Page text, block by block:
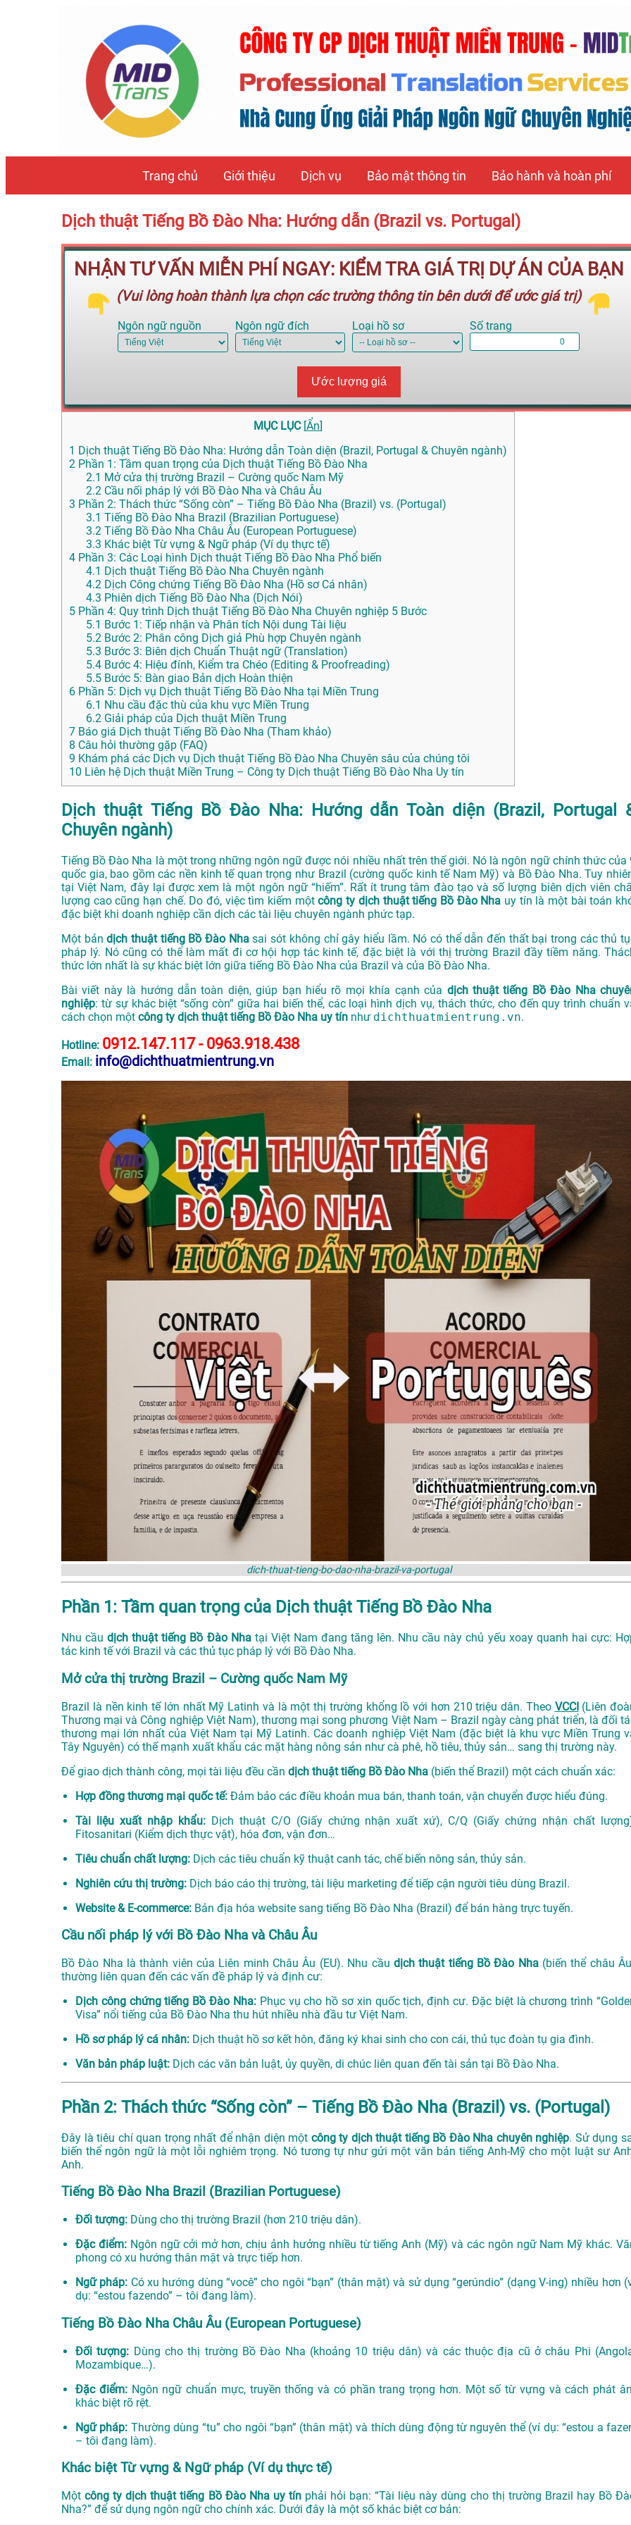
Trang chủ Giới thiệu Dịch vụ Bảo mật thông tin Bảo hành và hoàn phí
Dịch thuật Tiếng Bồ Đào Nha: Hướng dẫn (Brazil vs. Portugal)
NHẬN TƯ VẤN MIỄN PHÍ NGAY: KIỂM TRA GIÁ TRỊ DỰ ÁN CỦA BẠN
(Vui lòng hoàn thành lựa chọn các trường thông tin bên dưới để ước giá trị)
Ngôn ngữ nguồn Ngôn ngữ đích Loại hồ sơ Số trang
Ước lượng giá
MỤC LỤC [Ẩn]
1 Dịch thuật Tiếng Bồ Đào Nha: Hướng dẫn Toàn diện (Brazil, Portugal & Chuyên ngành)
2 Phần 1: Tầm quan trọng của Dịch thuật Tiếng Bồ Đào Nha
2.1 Mở cửa thị trường Brazil – Cường quốc Nam Mỹ
2.2 Cầu nối pháp lý với Bồ Đào Nha và Châu Âu
3 Phần 2: Thách thức “Sống còn” – Tiếng Bồ Đào Nha (Brazil) vs. (Portugal)
3.1 Tiếng Bồ Đào Nha Brazil (Brazilian Portuguese)
3.2 Tiếng Bồ Đào Nha Châu Âu (European Portuguese)
3.3 Khác biệt Từ vựng & Ngữ pháp (Ví dụ thực tế)
4 Phần 3: Các Loại hình Dịch thuật Tiếng Bồ Đào Nha Phổ biến
4.1 Dịch thuật Tiếng Bồ Đào Nha Chuyên ngành
4.2 Dịch Công chứng Tiếng Bồ Đào Nha (Hồ sơ Cá nhân)
4.3 Phiên dịch Tiếng Bồ Đào Nha (Dịch Nói)
5 Phần 4: Quy trình Dịch thuật Tiếng Bồ Đào Nha Chuyên nghiệp 5 Bước
5.1 Bước 1: Tiếp nhận và Phân tích Nội dung Tài liệu
5.2 Bước 2: Phân công Dịch giả Phù hợp Chuyên ngành
5.3 Bước 3: Biên dịch Chuẩn Thuật ngữ (Translation)
5.4 Bước 4: Hiệu đính, Kiểm tra Chéo (Editing & Proofreading)
5.5 Bước 5: Bàn giao Bản dịch Hoàn thiện
6 Phần 5: Dịch vụ Dịch thuật Tiếng Bồ Đào Nha tại Miền Trung
6.1 Nhu cầu đặc thù của khu vực Miền Trung
6.2 Giải pháp của Dịch thuật Miền Trung
7 Báo giá Dịch thuật Tiếng Bồ Đào Nha (Tham khảo)
8 Câu hỏi thường gặp (FAQ)
9 Khám phá các Dịch vụ Dịch thuật Tiếng Bồ Đào Nha Chuyên sâu của chúng tôi
10 Liên hệ Dịch thuật Miền Trung – Công ty Dịch thuật Tiếng Bồ Đào Nha Uy tín
Dịch thuật Tiếng Bồ Đào Nha: Hướng dẫn Toàn diện (Brazil, Portugal
Chuyên ngành)
Tiếng Bồ Đào Nha là một trong những ngôn ngữ được nói nhiều nhất trên thế giới. Nó là ngôn ngữ chính thức của
quốc gia, bao gồm các nền kinh tế quan trọng như Brazil (cường quốc kinh tế Nam Mỹ) và Bồ Đào Nha. Tuy
tại Việt Nam, đây lại được xem là một ngôn ngữ “hiếm”. Rất ít trung tâm đào tạo và số lượng biên dịch viên
lượng cao cũng hạn chế. Do đó, việc tìm kiếm mộtcông ty dịch thuật tiếng Bồ Đào Nha uy tín là một bài toán
đặc biệt khi doanh nghiệp cần dịch các tài liệu chuyên ngành phức tạp.
Một bảndịch thuật tiếng Bồ Đào Nhasai sót không chỉ gây hiểu lầm. Nó có thể dẫn đến thất bại trong các thủ
pháp lý. Nó cũng có thể làm mất đi cơ hội hợp tác kinh tế, đặc biệt là với thị trường Brazil đầy tiềm năng.
thức lớn nhất là sự khác biệt lớn giữa tiếng Bồ Đào Nha của Brazil và của Bồ Đào Nha.
Bài viết này là hướng dẫn toàn diện, giúp bạn hiểu rõ mọi khía cạnh của dịch thuật tiếng Bồ Đào Nha
nghiệp: từ sự khác biệt “sống còn” giữa hai biến thể, các loại hình dịch vụ, thách thức, cho đến quy trình chuẩn
cách chọn một công ty dịch thuật tiếng Bồ Đào Nha uy tín như dichthuatmientrung.vn.
Hotline: 0912.147.117 - 0963.918.438
Email: info@dichthuatmientrung.vn
dich-thuat-tieng-bo-dao-nha-brazil-va-portugal
Phần 1: Tầm quan trọng của Dịch thuật Tiếng Bồ Đào Nha
Nhu cầudịch thuật tiếng Bồ Đào Nhatại Việt Nam đang tăng lên. Nhu cầu này chủ yếu xoay quanh hai cực:
tác kinh tế với Brazil và các thủ tục pháp lý với Bồ Đào Nha.
Mở cửa thị trường Brazil – Cường quốc Nam Mỹ
Brazil là nền kinh tế lớn nhất Mỹ Latinh và là một thị trường khổng lồ với hơn 210 triệu dân. Theo VCCI(Liên
Thương mại và Công nghiệp Việt Nam), thương mại song phương Việt Nam – Brazil ngày càng phát triển, là đối
thương mại lớn nhất của Việt Nam tại Mỹ Latinh. Các doanh nghiệp Việt Nam (đặc biệt là khu vực Miền Trung
Tây Nguyên) có thế mạnh xuất khẩu các mặt hàng nông sản như cà phê, hồ tiêu, thủy sản… sang thị trường này.
Để giao dịch thành công, mọi tài liệu đều cần dịch thuật tiếng Bồ Đào Nha (biến thể Brazil) một cách chuẩn xác:
Hợp đồng thương mại quốc tế: Đảm bảo các điều khoản mua bán, thanh toán, vận chuyển được hiểu đúng.
Tài liệu xuất nhập khẩu:Dịch thuật C/O (Giấy chứng nhận xuất xứ), C/Q (Giấy chứng nhận chất
Fitosanitari (Kiểm dịch thực vật), hóa đơn, vận đơn…
Tiêu chuẩn chất lượng: Dịch các tiêu chuẩn kỹ thuật canh tác, chế biến nông sản, thủy sản.
Nghiên cứu thị trường: Dịch báo cáo thị trường, tài liệu marketing để tiếp cận người tiêu dùng Brazil.
Website & E-commerce: Bản địa hóa website sang tiếng Bồ Đào Nha (Brazil) để bán hàng trực tuyến.
Cầu nối pháp lý với Bồ Đào Nha và Châu Âu
Bồ Đào Nha là thành viên của Liên minh Châu Âu (EU). Nhu cầu dịch thuật tiếng Bồ Đào Nha(biến thể châu
thường liên quan đến các vấn đề pháp lý và định cư:
Dịch công chứng tiếng Bồ Đào Nha:Phục vụ cho hồ sơ xin quốc tịch, định cư. Đặc biệt là chương trình
Visa” nổi tiếng của Bồ Đào Nha thu hút nhiều nhà đầu tư Việt Nam.
Hồ sơ pháp lý cá nhân: Dịch thuật hồ sơ kết hôn, đăng ký khai sinh cho con cái, thủ tục đoàn tụ gia đình.
Văn bản pháp luật: Dịch các văn bản luật, ủy quyền, di chúc liên quan đến tài sản tại Bồ Đào Nha.
Phần 2: Thách thức “Sống còn” – Tiếng Bồ Đào Nha (Brazil) vs. (Portugal)
Đây là tiêu chí quan trọng nhất để nhận diện một công ty dịch thuật tiếng Bồ Đào Nha chuyên nghiệp. Sử dụng
biến thể ngôn ngữ là một lỗi nghiêm trọng. Nó tương tự như gửi một văn bản tiếng Anh-Mỹ cho một luật sư
Anh.
Tiếng Bồ Đào Nha Brazil (Brazilian Portuguese)
Đối tượng: Dùng cho thị trường Brazil (hơn 210 triệu dân).
Đặc điểm:Ngôn ngữ cởi mở hơn, chịu ảnh hưởng nhiều từ tiếng Anh (Mỹ) và các ngôn ngữ Nam Mỹ khác.
phong có xu hướng thân mật và trực tiếp hơn.
Ngữ pháp: Có xu hướng dùng “você” cho ngôi “bạn” (thân mật) và sử dụng “gerúndio” (dạng V-ing) nhiều hơn
dụ: “estou fazendo” – tôi đang làm).
Tiếng Bồ Đào Nha Châu Âu (European Portuguese)
Đối tượng: Dùng cho thị trường Bồ Đào Nha (khoảng 10 triệu dân) và các thuộc địa cũ ở châu Phi
Mozambique…).
Đặc điểm:Ngôn ngữ chuẩn mực, truyền thống và có phần trang trọng hơn. Một số từ vựng và cách phát
khác biệt rõ rệt.
Ngữ pháp: Thường dùng “tu” cho ngôi “bạn” (thân mật) và thích dùng động từ nguyên thể (ví dụ: “estou a
– tôi đang làm).
Khác biệt Từ vựng & Ngữ pháp (Ví dụ thực tế)
Mộtcông ty dịch thuật tiếng Bồ Đào Nha uy tínphải hỏi bạn: “Tài liệu này dùng cho thị trường Brazil hay Bồ
Nha?” để sử dụng ngôn ngữ cho chính xác. Dưới đây là một số khác biệt cơ bản: